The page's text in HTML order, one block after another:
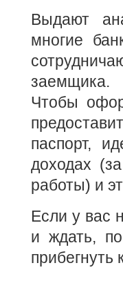
Выдают
многие
заемщика.
Чтобы
паспорт,
доходах
работы) и
Если у вас
и ждать,
прибегнуть